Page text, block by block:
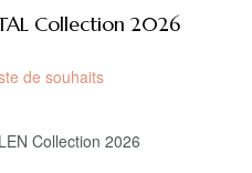
Collection 2026
de souhaits